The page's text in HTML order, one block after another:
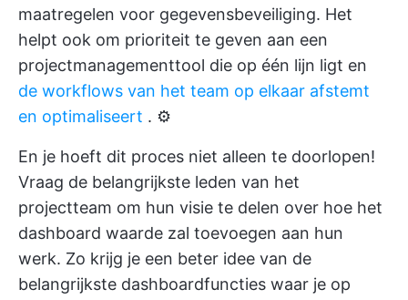
maatregelen voor gegevensbeveiliging. Het
helpt ook om prioriteit te geven aan een
projectmanagementtool die op één lijn ligt en
de workflows van het team op elkaar afstemt
en optimaliseert . ⚙️
En je hoeft dit proces niet alleen te doorlopen!
Vraag de belangrijkste leden van het
projectteam om hun visie te delen over hoe het
dashboard waarde zal toevoegen aan hun
werk. Zo krijg je een beter idee van de
belangrijkste dashboardfuncties waar je op